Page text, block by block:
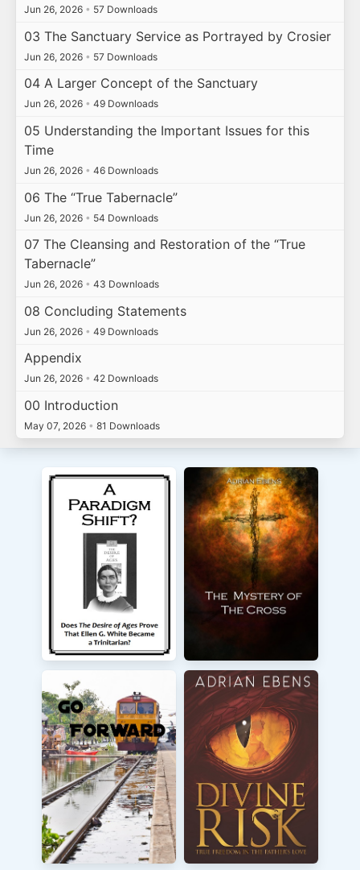
Jun 26, 2026 • 57 Downloads
03 The Sanctuary Service as Portrayed by Crosier
Jun 26, 2026 • 57 Downloads
04 A Larger Concept of the Sanctuary
Jun 26, 2026 • 49 Downloads
05 Understanding the Important Issues for this
Time
Jun 26, 2026 • 46 Downloads
06 The “True Tabernacle”
Jun 26, 2026 • 54 Downloads
07 The Cleansing and Restoration of the “True
Tabernacle”
Jun 26, 2026 • 43 Downloads
08 Concluding Statements
Jun 26, 2026 • 49 Downloads
Appendix
Jun 26, 2026 • 42 Downloads
00 Introduction
May 07, 2026 • 81 Downloads